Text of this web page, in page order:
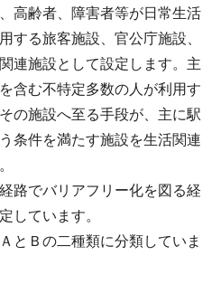
高齢者、障害者等が日常生活
する旅客施設、官公庁施設、
連施設として設定します。主
含む不特定多数の人が利用す
の施設へ至る手段が、主に駅
条件を満たす施設を生活関連
路でバリアフリー化を図る経
しています。
とＢの二種類に分類していま